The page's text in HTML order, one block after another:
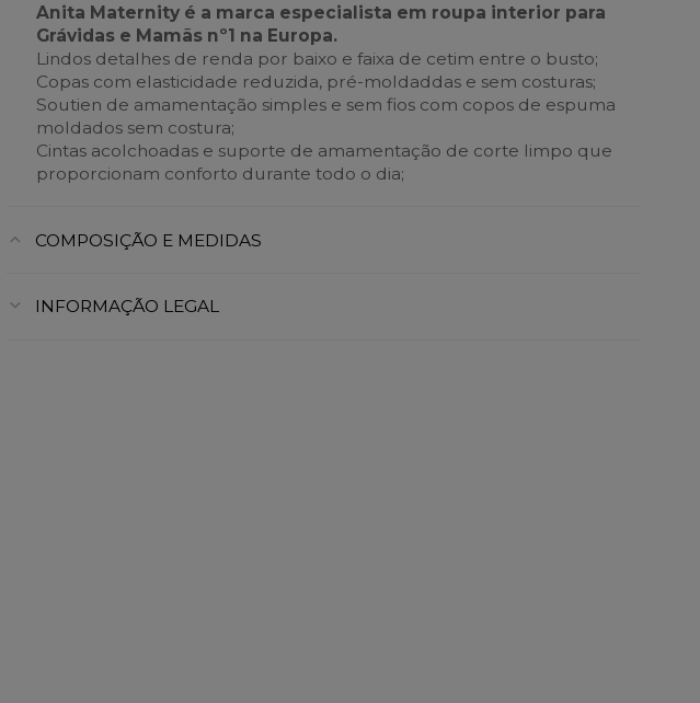
Anita Maternity é a marca especialista em roupa interior para
Grávidas e Mamãs nº1 na Europa.
Lindos detalhes de renda por baixo e faixa de cetim entre o busto;
Copas com elasticidade reduzida, pré-moldaddas e sem costuras;
Soutien de amamentação simples e sem fios com copos de espuma
moldados sem costura;
Cintas acolchoadas e suporte de amamentação de corte limpo que
proporcionam conforto durante todo o dia;
COMPOSIÇÃO E MEDIDAS
INFORMAÇÃO LEGAL